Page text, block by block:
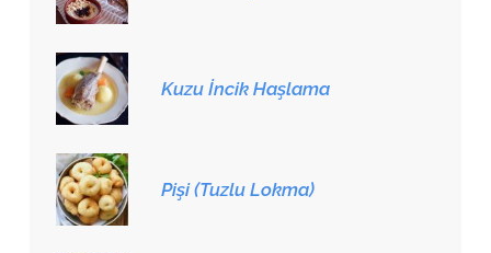
Kuzu İncik Haşlama
Pişi (Tuzlu Lokma)